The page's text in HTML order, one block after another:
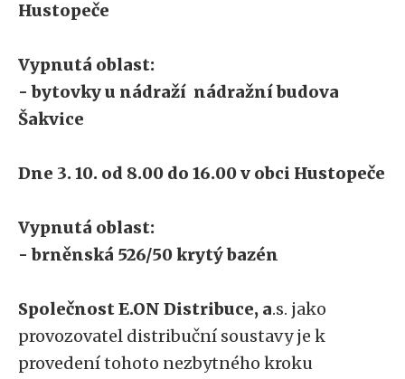
Hustopeče
Vypnutá oblast:
- bytovky u nádraží nádražní budova
Šakvice
Dne 3. 10. od 8.00 do 16.00 v obci Hustopeče
Vypnutá oblast:
- brněnská 526/50 krytý bazén
Společnost E.ON Distribuce, a.s. jako
provozovatel distribuční soustavy je k
provedení tohoto nezbytného kroku